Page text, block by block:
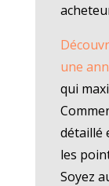
une
qui
détaillé
les
Soyez